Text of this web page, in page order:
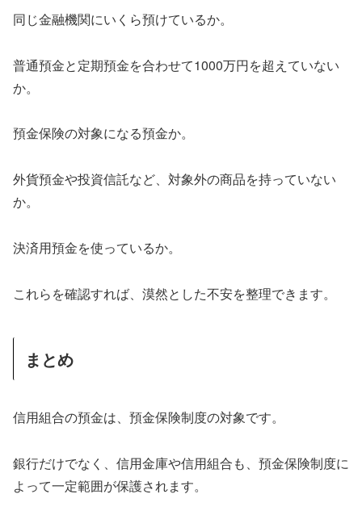
同じ金融機関にいくら預けているか。
普通預金と定期預金を合わせて1000万円を超えていない
か。
預金保険の対象になる預金か。
外貨預金や投資信託など、対象外の商品を持っていない
か。
決済用預金を使っているか。
これらを確認すれば、漠然とした不安を整理できます。
まとめ
信用組合の預金は、預金保険制度の対象です。
銀行だけでなく、信用金庫や信用組合も、預金保険制度に
よって一定範囲が保護されます。